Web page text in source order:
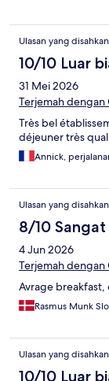
Ulasan yang disahkan
10/10 Luar
31 Mei 2026
Terjemah dengan
Très bel
déjeuner très
Annick,
Ulasan yang disahkan
8/10
4 Jun 2026
Terjemah dengan
Avrage
Rasmus Munk
Ulasan yang disahkan
10/10 Luar